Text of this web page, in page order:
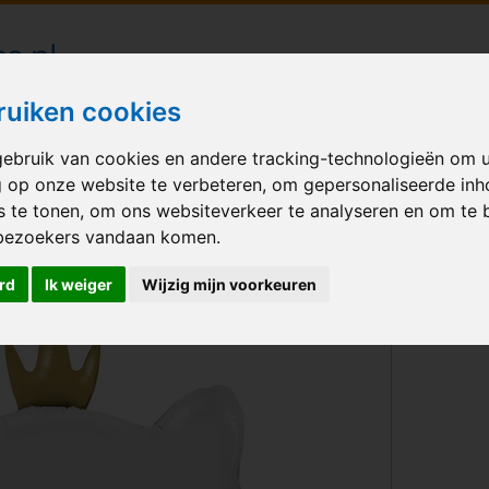
cookies
van cookies en andere tracking-technologieën om
op onze website te verbeteren, om gepersonaliseerde
te tonen, om ons websiteverkeer te analyseren en om te
vandaan komen.
Ik weiger Wijzig mijn voorkeuren
bezorgd in heel Nederland
White
BALLONNEN GELEGENHEID VERHUUR BEDRUKKEN